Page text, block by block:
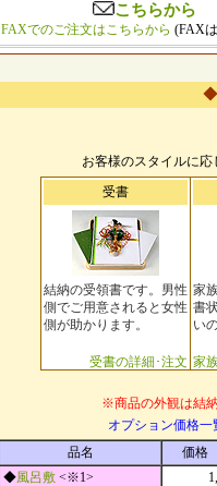
こちらから
FAXでのご注文はこちらから (FAX
◆
お客様のスタイルに
受書
結納の受領書です。男性
側でご用意されると女性
側が助かります。
受書の詳細･注文
家
書
い
家
※商品の外観は結
オプション価格一
品名
価格
◆風呂敷 <※1>